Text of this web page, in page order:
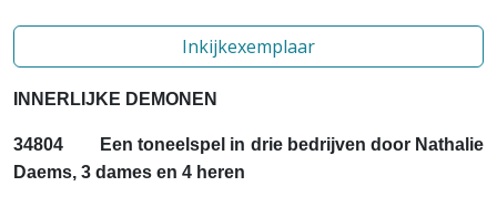
Inkijkexemplaar
INNERLIJKE DEMONEN
34804
Een toneelspel in drie bedrijven door Nathalie
Daems, 3 dames en 4 heren